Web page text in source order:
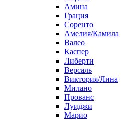
Амина
Грация
Соренто
Амелия/Камила
Валео
Каспер
Либерти
Версаль
Виктория/Лина
Милано
Прованс
Луиджи
Марио